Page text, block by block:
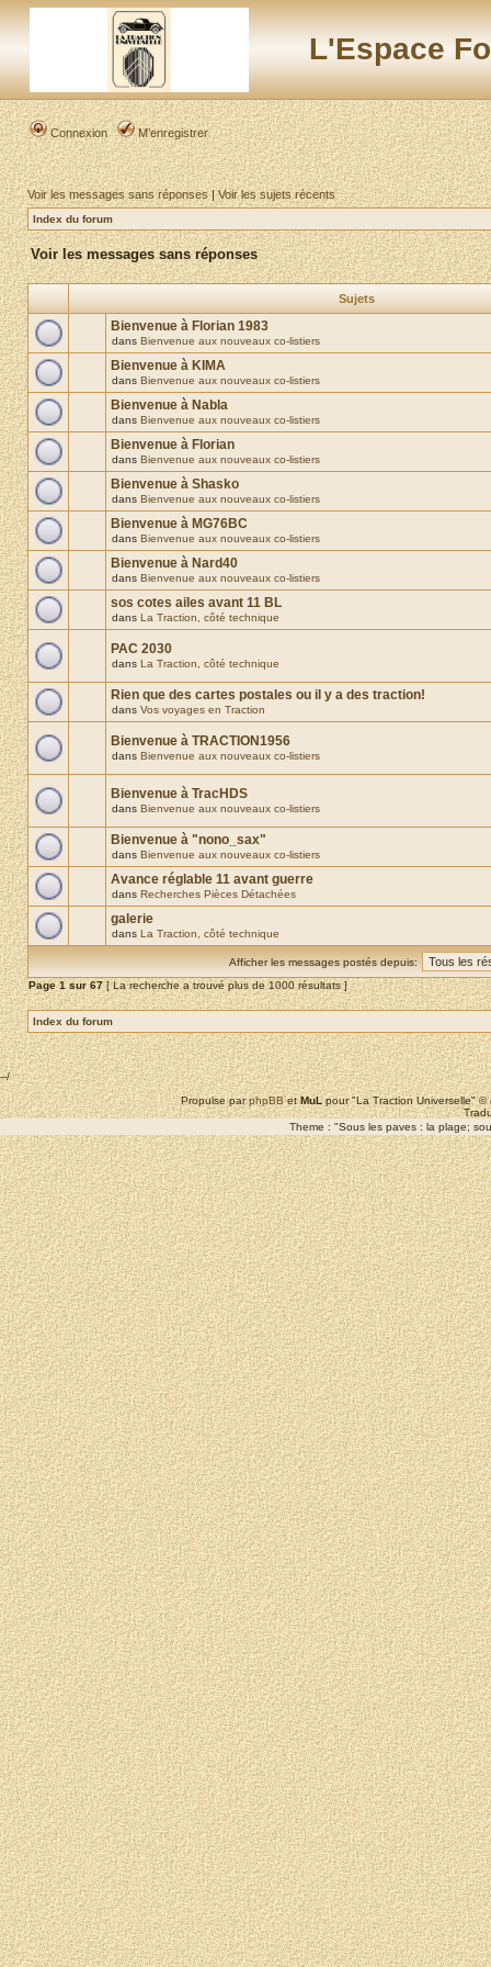
L'Espace
Connexion M’enregistrer
Voir les messages sans réponses|Voir les sujets récents
Index du forum
Voir les messages sans réponses
Sujets
Bienvenue à Florian 1983
dans Bienvenue aux nouveaux co-listiers
Bienvenue à KIMA
dans Bienvenue aux nouveaux co-listiers
Bienvenue à Nabla
dans Bienvenue aux nouveaux co-listiers
Bienvenue à Florian
dans Bienvenue aux nouveaux co-listiers
Bienvenue à Shasko
dans Bienvenue aux nouveaux co-listiers
Bienvenue à MG76BC
dans Bienvenue aux nouveaux co-listiers
Bienvenue à Nard40
dans Bienvenue aux nouveaux co-listiers
sos cotes ailes avant 11 BL
dans La Traction, côté technique
PAC 2030
dans La Traction, côté technique
Rien que des cartes postales ou il y a des traction!
dans Vos voyages en Traction
Bienvenue à TRACTION1956
dans Bienvenue aux nouveaux co-listiers
Bienvenue à TracHDS
dans Bienvenue aux nouveaux co-listiers
Bienvenue à "nono_sax"
dans Bienvenue aux nouveaux co-listiers
Avance réglable 11 avant guerre
dans Recherches Pièces Détachées
galerie
dans La Traction, côté technique
Afficher les messages postés depuis:
Page1sur67[ La recherche a trouvé plus de 1000 résultats ]
Index du forum
--/
Propulse parphpBBetMuLpour "La Traction Universelle"
Theme : "Sous les paves : la plage;